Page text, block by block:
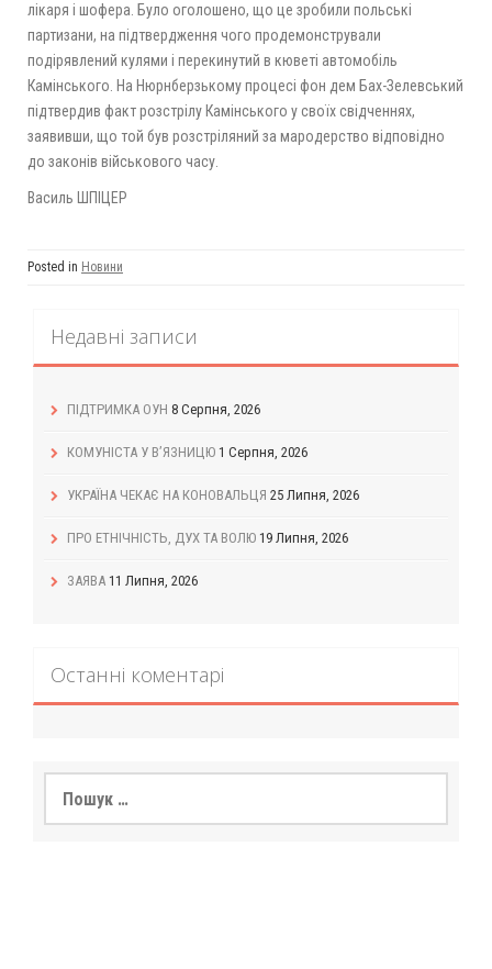
лікаря і шофера. Було оголошено, що це зробили польські
партизани, на підтвердження чого продемонстрували
подірявлений кулями і перекинутий в кюветі автомобіль
Камінського. На Нюрнберзькому процесі фон дем Бах-Зелевський
підтвердив факт розстрілу Камінського у своїх свідченнях,
заявивши, що той був розстріляний за мародерство відповідно
до законів військового часу.
Василь ШПІЦЕР
Posted in Новини
Недавні записи
ПІДТРИМКА ОУН 8 Серпня, 2026
КОМУНІСТА У В’ЯЗНИЦЮ 1 Серпня, 2026
УКРАЇНА ЧЕКАЄ НА КОНОВАЛЬЦЯ 25 Липня, 2026
ПРО ЕТНІЧНІСТЬ, ДУХ ТА ВОЛЮ 19 Липня, 2026
ЗАЯВА 11 Липня, 2026
Останні коментарі